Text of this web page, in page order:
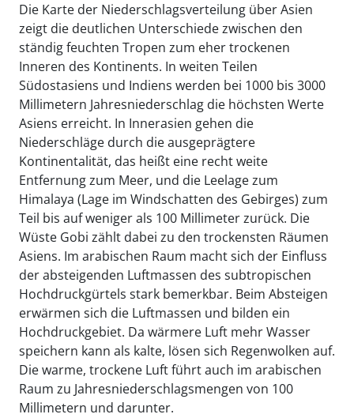
Die Karte der Niederschlagsverteilung über Asien
zeigt die deutlichen Unterschiede zwischen den
ständig feuchten Tropen zum eher trockenen
Inneren des Kontinents. In weiten Teilen
Südostasiens und Indiens werden bei 1000 bis 3000
Millimetern Jahresniederschlag die höchsten Werte
Asiens erreicht. In Innerasien gehen die
Niederschläge durch die ausgeprägtere
Kontinentalität, das heißt eine recht weite
Entfernung zum Meer, und die Leelage zum
Himalaya (Lage im Windschatten des Gebirges) zum
Teil bis auf weniger als 100 Millimeter zurück. Die
Wüste Gobi zählt dabei zu den trockensten Räumen
Asiens. Im arabischen Raum macht sich der Einfluss
der absteigenden Luftmassen des subtropischen
Hochdruckgürtels stark bemerkbar. Beim Absteigen
erwärmen sich die Luftmassen und bilden ein
Hochdruckgebiet. Da wärmere Luft mehr Wasser
speichern kann als kalte, lösen sich Regenwolken auf.
Die warme, trockene Luft führt auch im arabischen
Raum zu Jahresniederschlagsmengen von 100
Millimetern und darunter.